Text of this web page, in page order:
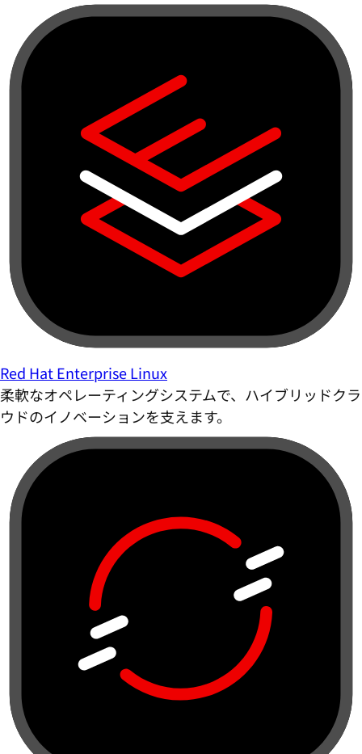
Red Hat Enterprise Linux
柔軟なオペレーティングシステムで、ハイブリッドクラ
ウドのイノベーションを支えます。